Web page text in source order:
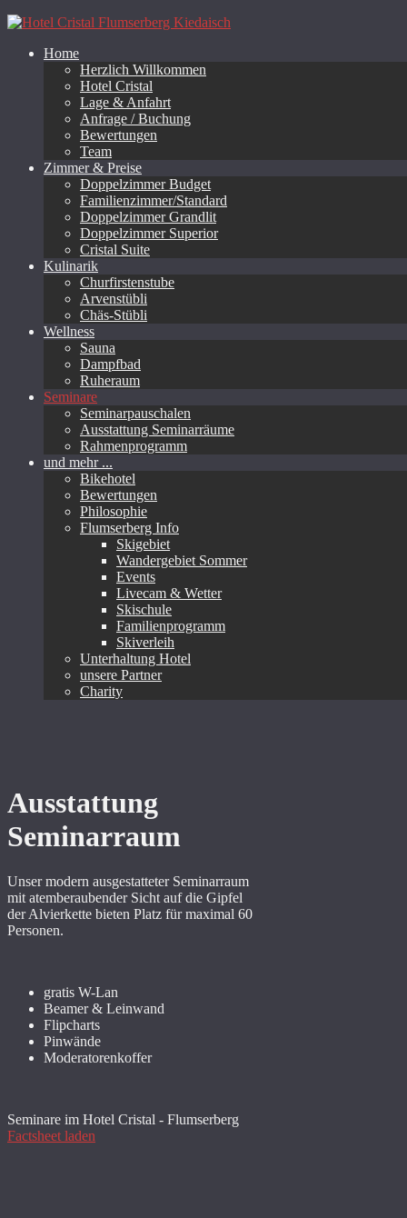
Home
Herzlich Willkommen
Hotel Cristal
Lage & Anfahrt
Anfrage / Buchung
Bewertungen
Team
Zimmer & Preise
Doppelzimmer Budget
Familienzimmer/Standard
Doppelzimmer Grandlit
Doppelzimmer Superior
Cristal Suite
Kulinarik
Churfirstenstube
Arvenstübli
Chäs-Stübli
Wellness
Sauna
Dampfbad
Ruheraum
Seminare
Seminarpauschalen
Ausstattung Seminarräume
Rahmenprogramm
und mehr ...
Bikehotel
Bewertungen
Philosophie
Flumserberg Info
Skigebiet
Wandergebiet Sommer
Events
Livecam & Wetter
Skischule
Familienprogramm
Skiverleih
Unterhaltung Hotel
unsere Partner
Charity
Ausstattung
Seminarraum
Unser modern ausgestatteter Seminarraum
mit atemberaubender Sicht auf die Gipfel
der Alvierkette bieten Platz für maximal 60
Personen.
gratis W-Lan
Beamer & Leinwand
Flipcharts
Pinwände
Moderatorenkoffer
Seminare im Hotel Cristal - Flumserberg
Factsheet laden